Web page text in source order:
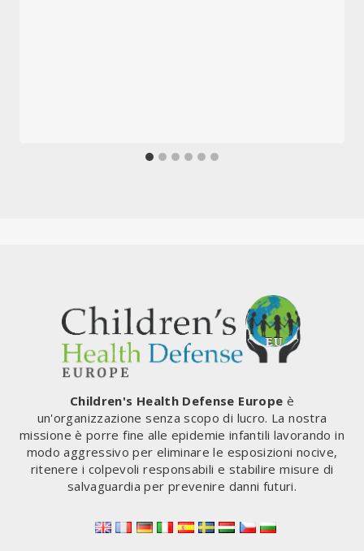
Children's Health Defense Europe è
un'organizzazione senza scopo di lucro. La nostra
missione è porre fine alle epidemie infantili lavorando in
modo aggressivo per eliminare le esposizioni nocive,
ritenere i colpevoli responsabili e stabilire misure di
salvaguardia per prevenire danni futuri.